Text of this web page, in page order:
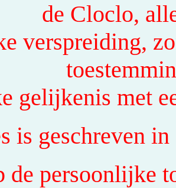
de Cloclo,
verspreiding,
gelijkenis met
is geschreven
de persoonlijke